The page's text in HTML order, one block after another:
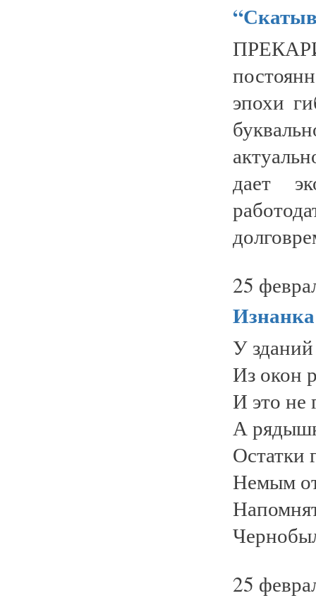
эпохи
дает
25
Изнанка
У
Из окон
И это не
А
Остатки
Немым
25